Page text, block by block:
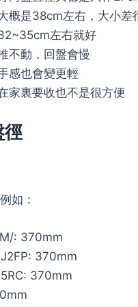
概是38cm左右，大小差
左右就好
不動，回盤會慢
感也會變更輕
家裏要收也不是很方便
徑
如：
: 370mm
370mm
370mm